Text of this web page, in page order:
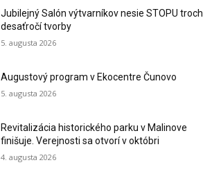
Jubilejný Salón výtvarníkov nesie STOPU troch
desaťročí tvorby
5. augusta 2026
Augustový program v Ekocentre Čunovo
5. augusta 2026
Revitalizácia historického parku v Malinove
finišuje. Verejnosti sa otvorí v októbri
4. augusta 2026